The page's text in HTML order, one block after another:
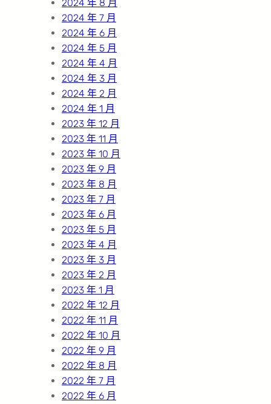
2024 年 8 月
2024 年 7 月
2024 年 6 月
2024 年 5 月
2024 年 4 月
2024 年 3 月
2024 年 2 月
2024 年 1 月
2023 年 12 月
2023 年 11 月
2023 年 10 月
2023 年 9 月
2023 年 8 月
2023 年 7 月
2023 年 6 月
2023 年 5 月
2023 年 4 月
2023 年 3 月
2023 年 2 月
2023 年 1 月
2022 年 12 月
2022 年 11 月
2022 年 10 月
2022 年 9 月
2022 年 8 月
2022 年 7 月
2022 年 6 月